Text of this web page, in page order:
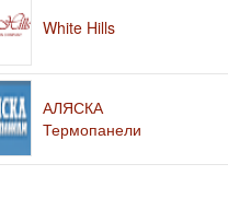
White Hills
АЛЯСКА
Термопанели